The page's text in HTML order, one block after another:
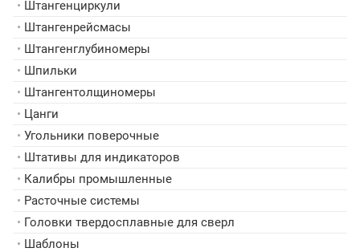
• Штангенциркули
• Штангенрейсмасы
• Штангенглубиномеры
• Шпильки
• Штангентолщиномеры
• Цанги
• Угольники поверочные
• Штативы для индикаторов
• Калибры промышленные
• Расточные системы
• Головки твердосплавные для сверл
• Шаблоны